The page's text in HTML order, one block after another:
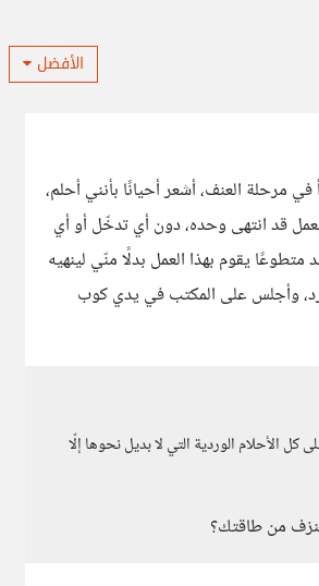
الأفضل
العنف، أشعر أحيانًا بأنني أحلم،
قد انتهى وحده، دون أي تدخّل أو أي
يقوم بهذا العمل بدلًا منّي لينهيه
وأجلس على المكتب في يدي كوب
الأحلام الوردية التي لا بديل نحوها إلّا
من طاقتك؟